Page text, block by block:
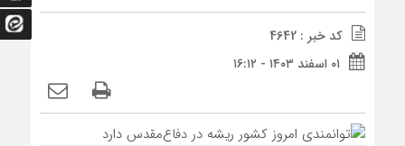
کد خبر : 4642
۰۱ اسفند ۱۴۰۳ - ۱۶:۱۲